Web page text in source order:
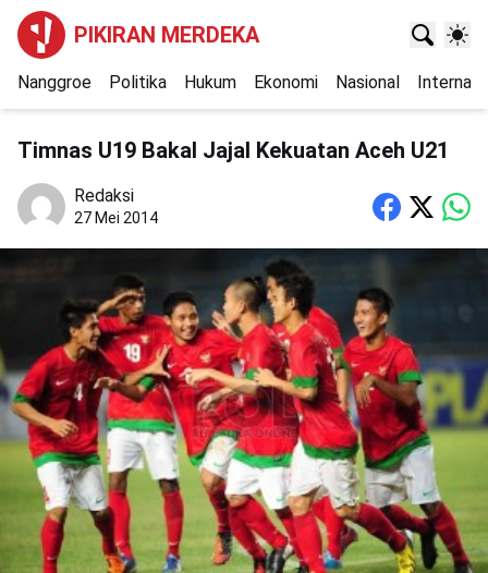
PIKIRAN MERDEKA
Nanggroe Politika Hukum Ekonomi Nasional
Timnas U19 Bakal Jajal Kekuatan Aceh U21
Redaksi
27 Mei 2014